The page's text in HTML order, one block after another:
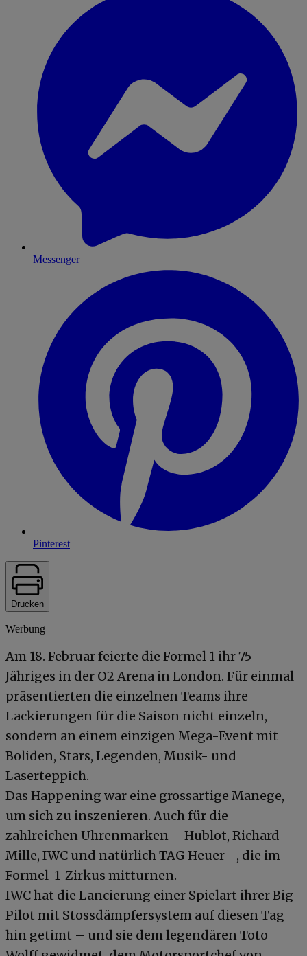
Messenger
Pinterest
Drucken
Werbung
Am 18. Februar feierte die Formel 1 ihr 75-
Jähriges in der O2 Arena in London. Für einmal
präsentierten die einzelnen Teams ihre
Lackierungen für die Saison nicht einzeln,
sondern an einem einzigen Mega-Event mit
Boliden, Stars, Legenden, Musik- und
Laserteppich.
Das Happening war eine grossartige Manege,
um sich zu inszenieren. Auch für die
zahlreichen Uhrenmarken – Hublot, Richard
Mille, IWC und natürlich TAG Heuer –, die im
Formel-1-Zirkus mitturnen.
IWC hat die Lancierung einer Spielart ihrer Big
Pilot mit Stossdämpfersystem auf diesen Tag
hin getimt – und sie dem legendären Toto